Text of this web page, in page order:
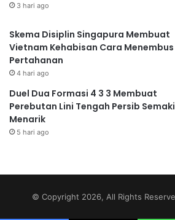
3 hari ago
Skema Disiplin Singapura Membuat
Vietnam Kehabisan Cara Menembus
Pertahanan
4 hari ago
Duel Dua Formasi 4 3 3 Membuat
Perebutan Lini Tengah Persib
Menarik
5 hari ago
© Copyright 2026, All Rights